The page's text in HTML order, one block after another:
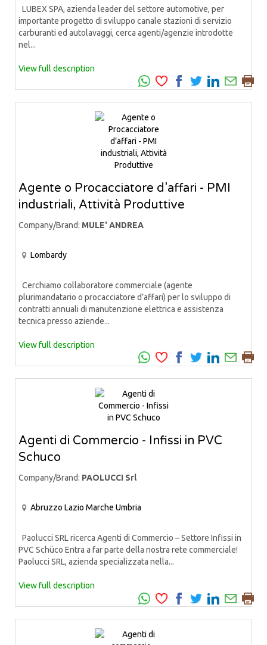
LUBEX SPA, azienda leader del settore automotive, per
importante progetto di sviluppo canale stazioni di servizio
carburanti ed autolavaggi, cerca agenti/agenzie introdotte
nel...
View full description
Agente o Procacciatore d’affari - PMI
industriali, Attività Produttive
Company/Brand: MULE' ANDREA
Lombardy
Cerchiamo collaboratore commerciale (agente
plurimandatario o procacciatore d’affari) per lo sviluppo di
contratti annuali di manutenzione elettrica e assistenza
tecnica presso aziende...
View full description
Agenti di Commercio - Infissi in PVC
Schuco
Company/Brand: PAOLUCCI Srl
Abruzzo Lazio Marche Umbria
Paolucci SRL ricerca Agenti di Commercio – Settore Infissi in
PVC Schüco Entra a far parte della nostra rete commerciale!
Paolucci SRL, azienda specializzata nella...
View full description